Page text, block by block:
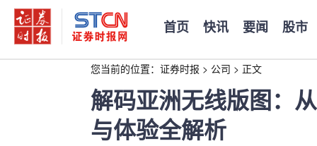
首页 快讯 要闻 股市
您当前的位置： 证券时报 > 公司 > 正文
解码亚洲无线版图：
与体验全解析